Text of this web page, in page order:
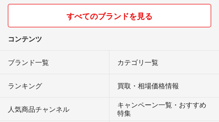
すべてのブランドを見る
コンテンツ
ブランド一覧 カテゴリ一覧
ランキング 買取・相場価格情報
人気商品チャンネル
キャンペーン一覧・おすすめ
特集